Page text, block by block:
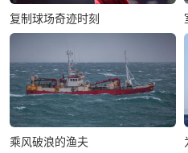
复制球场奇迹时刻
乘风破浪的渔夫